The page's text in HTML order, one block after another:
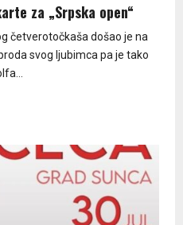
za „Srpska open“
četverotočkaša došao je na
svog ljubimca pa je tako